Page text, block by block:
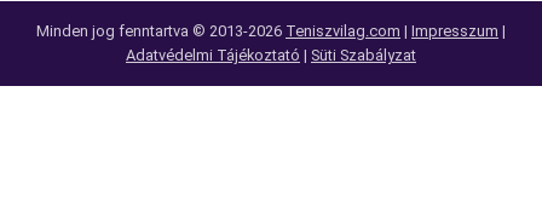
Minden jog fenntartva © 2013-2026 Teniszvilag.com | Impresszum |
Adatvédelmi Tájékoztató | Süti Szabályzat